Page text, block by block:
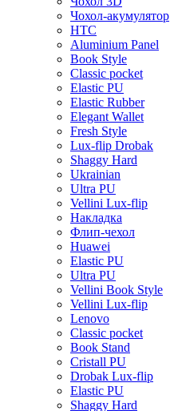
Чохол-акумулятор
HTC
Aluminium Panel
Book Style
Classic pocket
Elastic PU
Elastic Rubber
Elegant Wallet
Fresh Style
Lux-flip Drobak
Shaggy Hard
Ukrainian
Ultra PU
Vellini Lux-flip
Накладка
Флип-чехол
Huawei
Elastic PU
Ultra PU
Vellini Book Style
Vellini Lux-flip
Lenovo
Classic pocket
Book Stand
Cristall PU
Drobak Lux-flip
Elastic PU
Shaggy Hard